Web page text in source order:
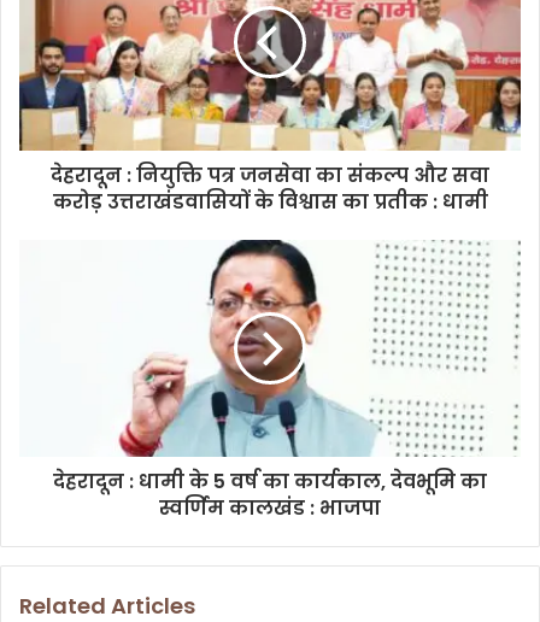
i
a
d
देहरादून : नियुक्ति पत्र जनसेवा का संकल्प और सवा
करोड़ उत्तराखंडवासियों के विश्वास का प्रतीक : धामी
देहरादून : धामी के 5 वर्ष का कार्यकाल, देवभूमि का
स्वर्णिम कालखंड : भाजपा
Related Articles